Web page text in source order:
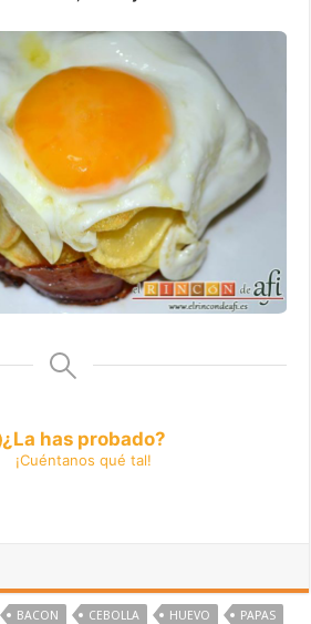
¿La has probado?
¡Cuéntanos qué tal!
BACON CEBOLLA HUEVO
PAPAS